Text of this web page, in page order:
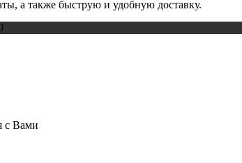
а также быструю и удобную доставку.
с Вами